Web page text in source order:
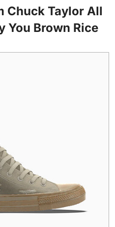
Chuck Taylor All
You Brown Rice